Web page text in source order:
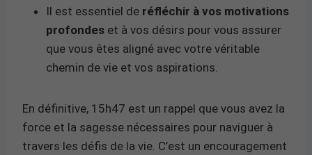
Il est essentiel de réfléchir à vos motivations
profondes et à vos désirs pour vous assurer
que vous êtes aligné avec votre véritable
chemin de vie et vos aspirations.
En définitive, 15h47 est un rappel que vous avez la
force et la sagesse nécessaires pour naviguer à
travers les défis de la vie. C’est un encouragement